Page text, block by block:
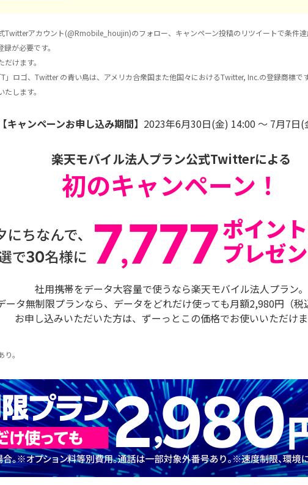
Twitterアカウント(@Rmobile_houjin)のフォロー、キャンペーン投稿のリツイートで条件
が必要です。
けます。
ロゴ、Twitter の青い鳥は、アメリカ合衆国また他国々におけるTwitter, Inc.の登録商標で
します。
【キャンペーンお申し込み期間】 2023年6月30日(金) 14:00 ～ 7月7日(
楽天モバイル法人プラン公式Twitterによる
初のキャンペーン！
社用携帯をデータ大容量で使うなら楽天モバイル法人プラン。
ータ無制限プランなら、データをどれだけ使っても月額2,980円（
お申し込みいただいた方は、ずーっとこの価格でお使いいただけ
。